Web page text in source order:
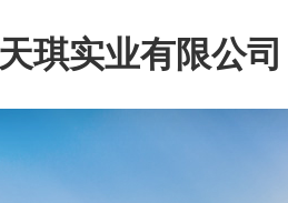
琪实业有限公司